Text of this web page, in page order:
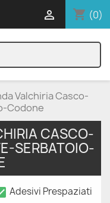
shopping_cart (0)

Valchiria Casco-
Codone
CASCO-
SERBATOIO-
Adesivi Prespaziati